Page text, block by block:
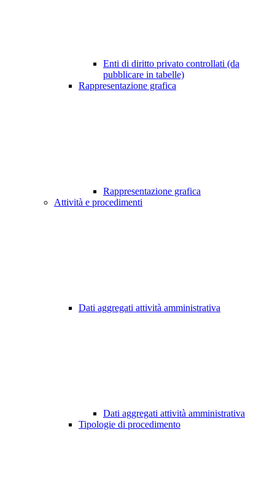
Enti di diritto privato controllati (da
pubblicare in tabelle)
Rappresentazione grafica
Rappresentazione grafica
Attività e procedimenti
Dati aggregati attività amministrativa
Dati aggregati attività amministrativa
Tipologie di procedimento